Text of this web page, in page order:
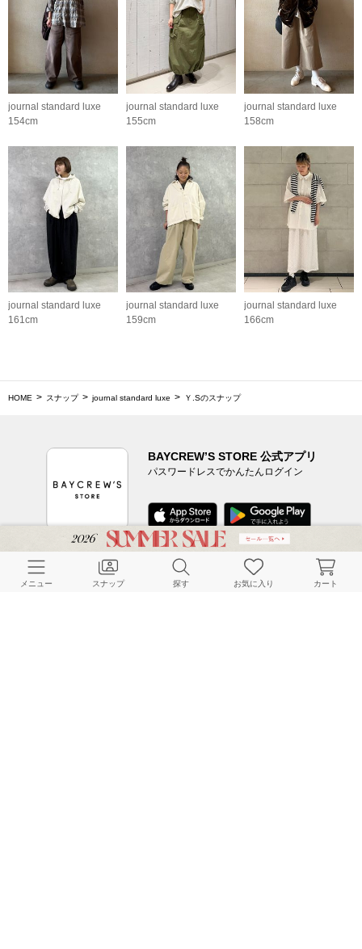
journal standard luxe
154cm
journal standard luxe
155cm
journal standard luxe
158cm
journal standard luxe
161cm
journal standard luxe
159cm
journal standard luxe
166cm
HOME スナップ journal standard luxe Ｙ.Sのスナップ
BAYCREW’S STORE 公式アプリ
パスワードレスでかんたんログイン
CUSTOMER SERVICE
メニュー スナップ 探す お気に入り カート